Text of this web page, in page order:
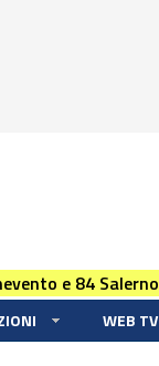
e 84 Salerno
WEB TV